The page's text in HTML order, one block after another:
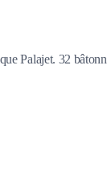
Palajet. 32